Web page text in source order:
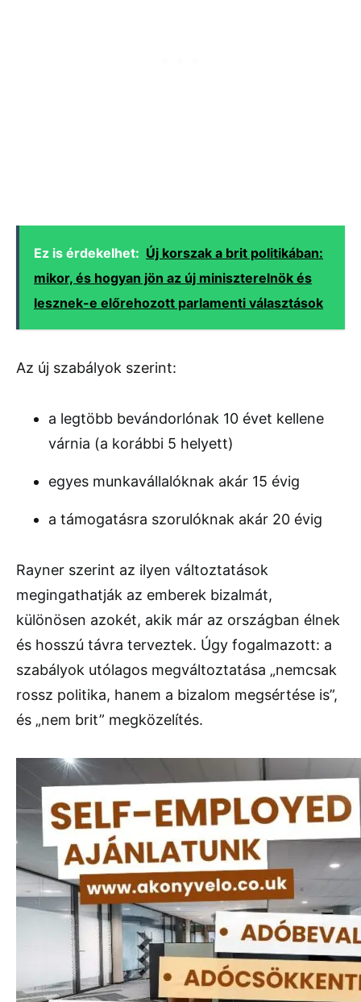
Ez is érdekelhet: Új korszak a brit politikában:
mikor, és hogyan jön az új miniszterelnök és
lesznek-e előrehozott parlamenti választások
Az új szabályok szerint:
a legtöbb bevándorlónak 10 évet kellene
várnia (a korábbi 5 helyett)
egyes munkavállalóknak akár 15 évig
a támogatásra szorulóknak akár 20 évig
Rayner szerint az ilyen változtatások
megingathatják az emberek bizalmát,
különösen azokét, akik már az országban élnek
és hosszú távra terveztek. Úgy fogalmazott: a
szabályok utólagos megváltoztatása „nemcsak
rossz politika, hanem a bizalom megsértése is”,
és „nem brit” megközelítés.